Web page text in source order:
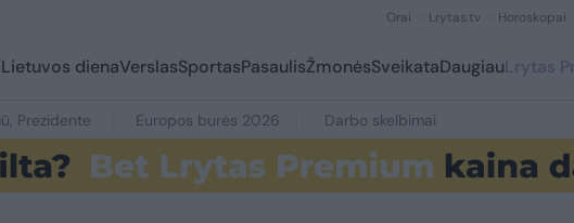
Orai Lrytas.tv Horoskopai
Lietuvos dienaVerslasSportasPasaulisŽmonėsSveikataDaugiauLrytas
Prezidente Europos burės 2026 Darbo skelbimai